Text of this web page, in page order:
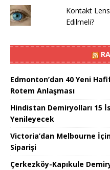
Kontakt
Edilmeli?
Edmonton’dan 40 Yeni
Rotem Anlaşması
Hindistan Demiryolları 15
Yenileyecek
Victoria’dan Melbourne
Siparişi
Çerkezköy-Kapıkule